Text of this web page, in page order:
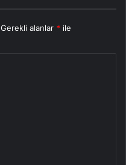
Gerekli alanlar * ile